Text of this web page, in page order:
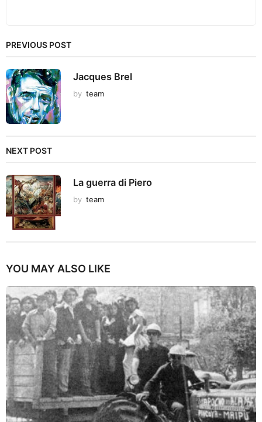
PREVIOUS POST
Jacques Brel
by team
NEXT POST
La guerra di Piero
by team
YOU MAY ALSO LIKE